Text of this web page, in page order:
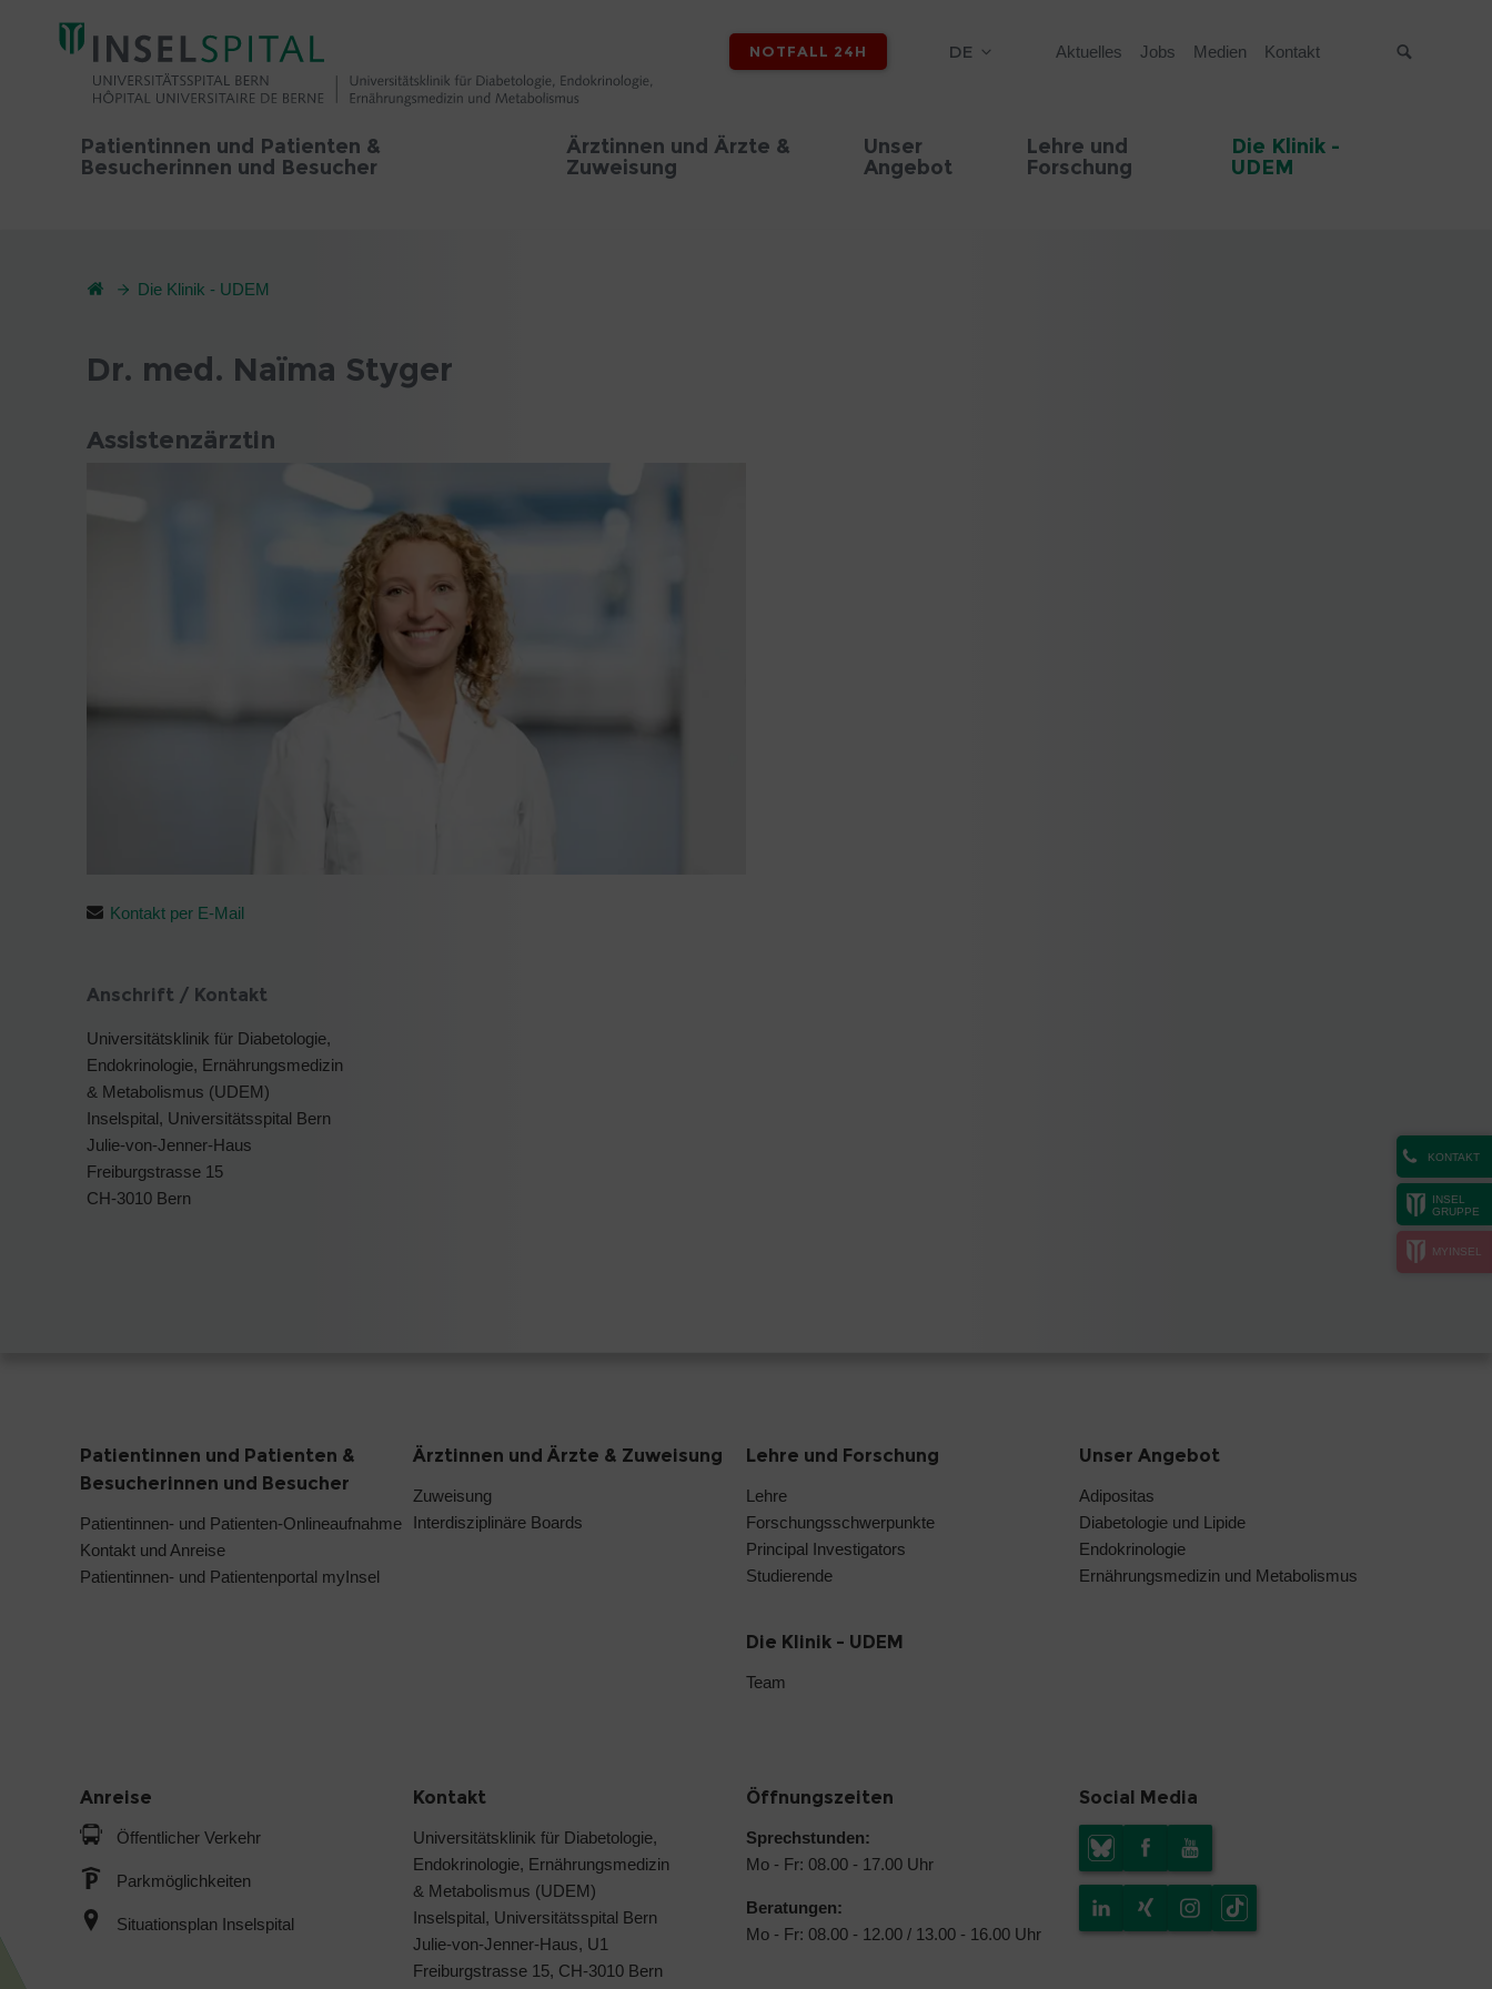
NOTFALL 24H DE Aktuelles Jobs Medien Kontakt
Patientinnen und Patienten &
Besucherinnen und Besucher
Ärztinnen und Ärzte &
Zuweisung
Unser
Angebot
Lehre und
Forschung
Die Klinik -
UDEM
KONTAKT
INSEL
GRUPPE
MYINSEL
Die Klinik - UDEM
Dr. med. Naïma Styger
Assistenzärztin
Kontakt per E-Mail
Anschrift / Kontakt
Universitätsklinik für Diabetologie,
Endokrinologie, Ernährungsmedizin
& Metabolismus (UDEM)
Inselspital, Universitätsspital Bern
Julie-von-Jenner-Haus
Freiburgstrasse 15
CH-3010 Bern
Patientinnen und Patienten &
Besucherinnen und Besucher
Patientinnen- und Patienten-Onlineaufnahme
Kontakt und Anreise
Patientinnen- und Patientenportal myInsel
Ärztinnen und Ärzte & Zuweisung
Zuweisung
Interdisziplinäre Boards
Lehre und Forschung
Lehre
Forschungsschwerpunkte
Principal Investigators
Studierende
Die Klinik - UDEM
Team
Unser Angebot
Adipositas
Diabetologie und Lipide
Endokrinologie
Ernährungsmedizin und Metabolismus
Anreise
Öffentlicher Verkehr
Parkmöglichkeiten
Situationsplan Inselspital
Kontakt
Universitätsklinik für Diabetologie,
Endokrinologie, Ernährungsmedizin
& Metabolismus (UDEM)
Inselspital, Universitätsspital Bern
Julie-von-Jenner-Haus, U1
Freiburgstrasse 15, CH-3010 Bern
Öffnungszeiten
Sprechstunden:
Mo - Fr: 08.00 - 17.00 Uhr
Beratungen:
Mo - Fr: 08.00 - 12.00 / 13.00 - 16.00 Uhr
Social Media